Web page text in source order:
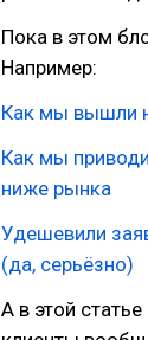
Пока в этом
Например:
Как мы вышли
Как мы
ниже рынка
Удешевили
(да, серьёзно)
А в этой